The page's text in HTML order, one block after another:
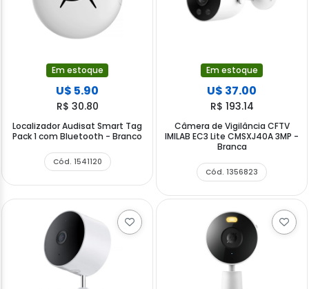
Em estoque
U$ 5.90
R$ 30.80
Localizador Audisat Smart Tag
Pack 1 com Bluetooth - Branco
Cód. 1541120
Em estoque
U$ 37.00
R$ 193.14
Câmera de Vigilância CFTV
IMILAB EC3 Lite CMSXJ40A 3MP -
Branca
Cód. 1356823